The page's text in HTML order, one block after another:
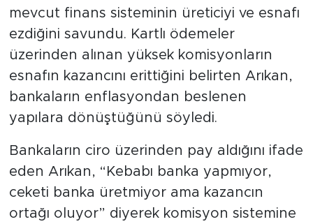
mevcut finans sisteminin üreticiyi ve esnafı
ezdiğini savundu. Kartlı ödemeler
üzerinden alınan yüksek komisyonların
esnafın kazancını erittiğini belirten Arıkan,
bankaların enflasyondan beslenen
yapılara dönüştüğünü söyledi.
Bankaların ciro üzerinden pay aldığını ifade
eden Arıkan, “Kebabı banka yapmıyor,
ceketi banka üretmiyor ama kazancın
ortağı oluyor” diyerek komisyon sistemine